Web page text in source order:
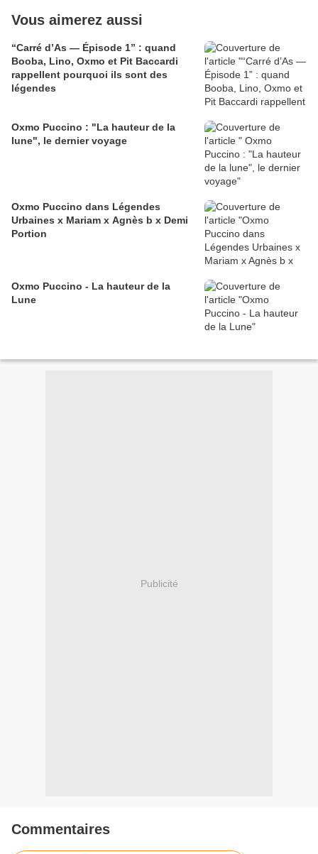
Vous aimerez aussi
“Carré d’As — Épisode 1” : quand
Booba, Lino, Oxmo et Pit Baccardi
rappellent pourquoi ils sont des
légendes
Oxmo Puccino : "La hauteur de la
lune", le dernier voyage
Oxmo Puccino dans Légendes
Urbaines x Mariam x Agnès b x Demi
Portion
Oxmo Puccino - La hauteur de la
Lune
Publicité
Commentaires